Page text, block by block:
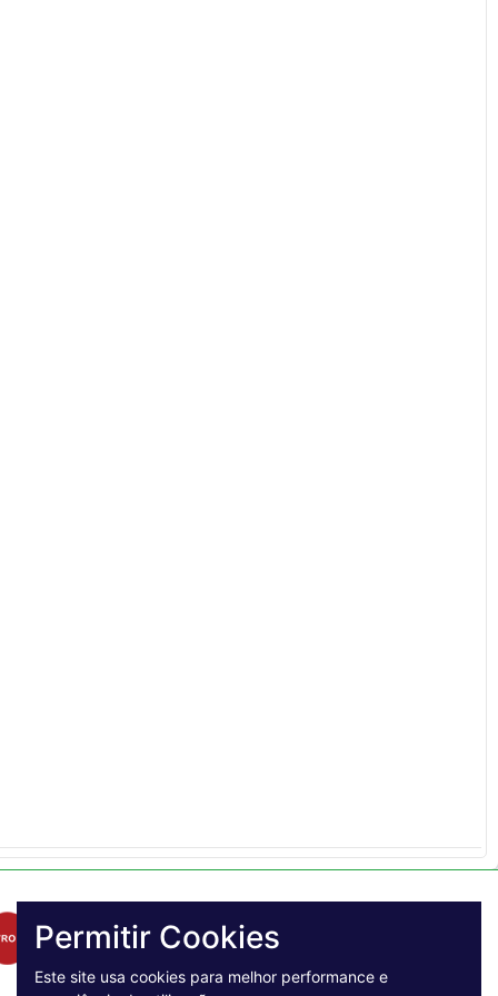
Permitir Cookies
Este site usa cookies para melhor performance e